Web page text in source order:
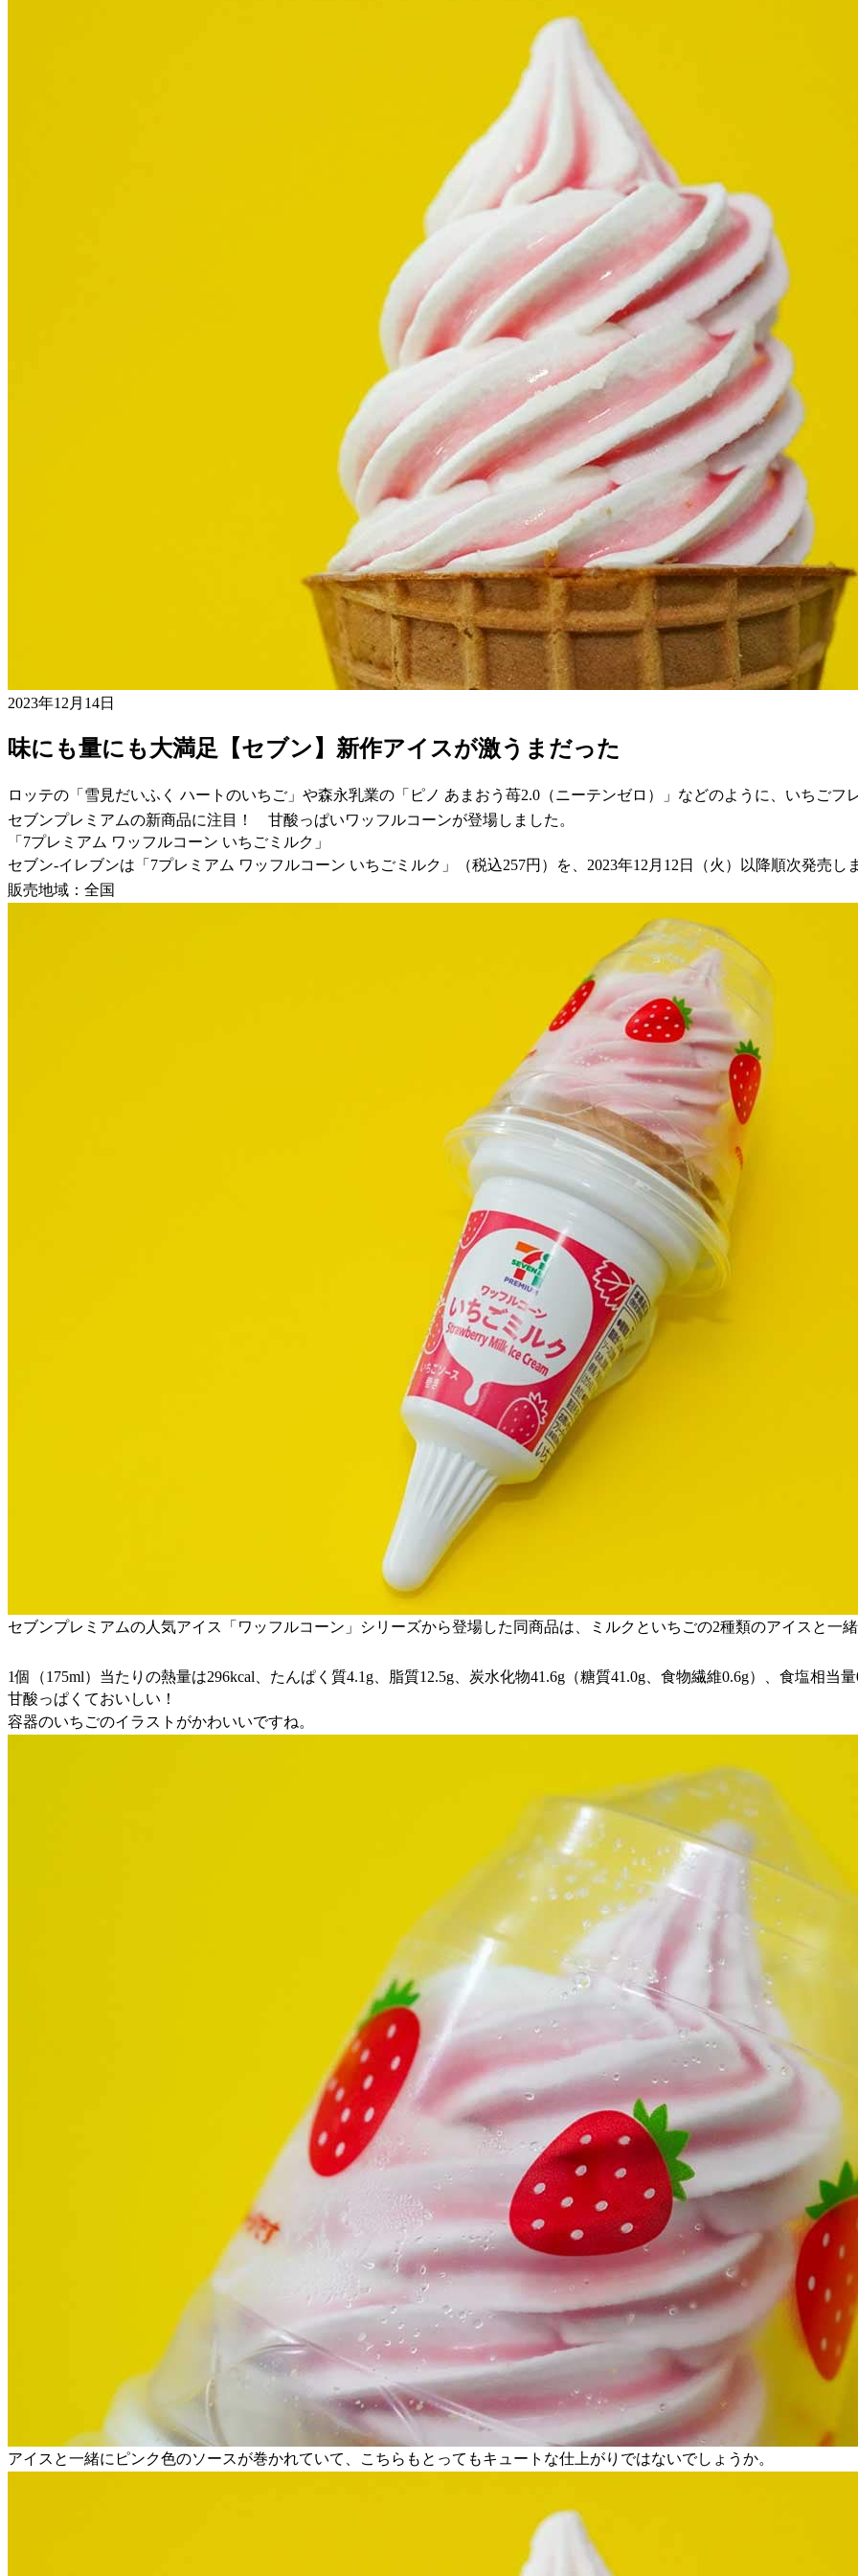
2023年12月14日
味にも量にも大満足【セブン】新作アイスが激うまだった
ロッテの「雪見だいふく ハートのいちご」や森永乳業の「ピノ あまおう苺2.0（ニーテンゼロ）」などのように、いちご
セブンプレミアムの新商品に注目！ 甘酸っぱいワッフルコーンが登場しました。
「7プレミアム ワッフルコーン いちごミルク」
セブン-イレブンは「7プレミアム ワッフルコーン いちごミルク」（税込257円）を、2023年12月12日（火）以降順次発売し
販売地域：全国
セブンプレミアムの人気アイス「ワッフルコーン」シリーズから登場した同商品は、ミルクといちごの2種類のアイスと一
1個（175ml）当たりの熱量は296kcal、たんぱく質4.1g、脂質12.5g、炭水化物41.6g（糖質41.0g、食物繊維0.6g）、食塩相
甘酸っぱくておいしい！
容器のいちごのイラストがかわいいですね。
アイスと一緒にピンク色のソースが巻かれていて、こちらもとってもキュートな仕上がりではないでしょうか。